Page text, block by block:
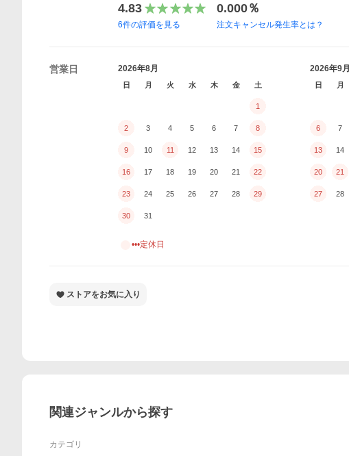
4.83
6件の評価を見る
0.000％
注文キャンセル発生率とは？
営業日 2026年8月
日 月 火 水 木 金 土
1
2 3 4 5 6 7 8
9 10 11 12 13 14 15
16 17 18 19 20 21 22
23 24 25 26 27 28 29
30 31
2026年9月
日 月
6 7
13 14
20 21
27 28
•••定休日
ストアをお気に入り
関連ジャンルから探す
カテゴリ